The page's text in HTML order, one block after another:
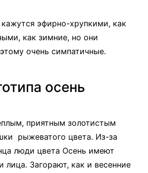
эфирно-хрупкими, как
как зимние, но они
очень симпатичные.
осень
приятным золотистым
рыжеватого цвета. Из-за
люди цвета Осень имеют
лица. Загорают, как и весенние